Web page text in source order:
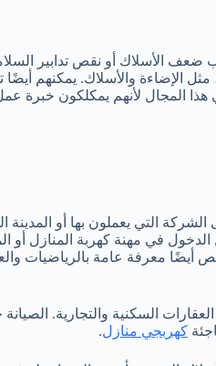
ضعف الأسلاك أو نقص تدابير
والأسلاك. يمكنهم أيضًا
المجال لأنهم يمكلكون خبرة
التي يعملون بها أو المدينة
الدخول في مهنة كهربة المنازل
أيضًا معرفة عامة بالرياضيات
السكنية والتجارية.
كهربجي منازل.